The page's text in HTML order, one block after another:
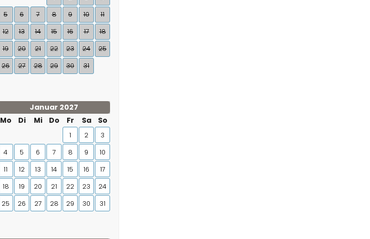
5
6 7 8 9 10
11
12
13 14 15 16 17
18
19
20 21 22 23 24
25
26
27 28 29 30 31
Januar 2027
Mo
Di Mi Do Fr Sa So
1 2
3
4
5 6 7 8 9
10
11
12 13 14 15 16
17
18
19 20 21 22 23
24
25
26 27 28 29 30 31